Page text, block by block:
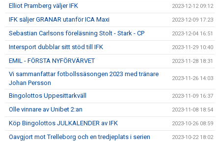
Elliot Pramberg väljer IFK 2023-12-12 09:12
IFK säljer GRANAR utanför ICA Maxi 2023-12-09 17:23
Sebastian Carlsons föreläsning Stolt - Stark - CP 2023-12-04 16:51
Intersport dubblar sitt stöd till IFK 2023-11-29 10:40
EMIL - FÖRSTA NYFÖRVÄRVET 2023-11-28 18:31
Vi sammanfattar fotbollssäsongen 2023 med tränare
Johan Persson
2023-11-26 14:03
Bingolottos Uppesittarkväll 2023-11-09 16:37
Olle vinnare av Unibet 2:an 2023-11-08 18:54
Köp Bingolottos JULKALENDER av IFK 2023-10-26 08:59
Oavgjort mot Trelleborg och en tredjeplats i serien 2023-10-22 18:02